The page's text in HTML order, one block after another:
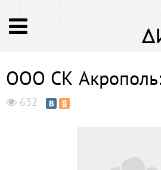
ООО СК
632